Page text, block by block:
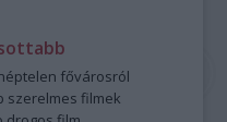
fővárosról
szerelmes filmek